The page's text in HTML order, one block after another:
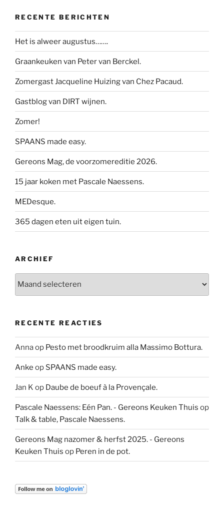
RECENTE BERICHTEN
Het is alweer augustus…….
Graankeuken van Peter van Berckel.
Zomergast Jacqueline Huizing van Chez Pacaud.
Gastblog van DIRT wijnen.
Zomer!
SPAANS made easy.
Gereons Mag, de voorzomereditie 2026.
15 jaar koken met Pascale Naessens.
MEDesque.
365 dagen eten uit eigen tuin.
ARCHIEF
RECENTE REACTIES
Annaop Pesto met broodkruim alla Massimo Bottura.
Anke op SPAANS made easy.
Jan K op Daube de boeuf à la Provençale.
Pascale Naessens: Eén Pan. - Gereons Keuken Thuis op
Talk & table, Pascale Naessens.
Gereons Mag nazomer & herfst 2025. - Gereons
Keuken Thuis op Peren in de pot.